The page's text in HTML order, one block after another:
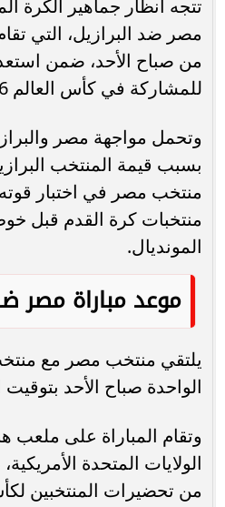
تتجه أنظار جماهير الكرة
مصر ضد البرازيل، التي
من صباح الأحد، ضمن
للمشاركة في كأس العالم 2026.
وتحمل مواجهة مصر
بسبب قيمة المنتخب
منتخب مصر في اختبار قوته
منتخبات كرة القدم قبل
المونديال.
موعد مباراة مصر
يلتقي منتخب مصر مع
الواحدة صباح الأحد بتوقيت
وتقام المباراة على ملعب
الولايات المتحدة
من تحضيرات المنتخبين لكأس